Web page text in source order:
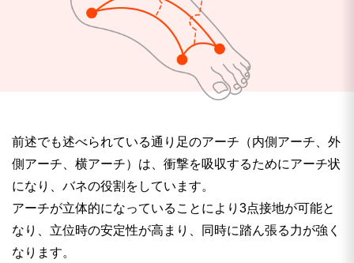
前述でも述べられている通り足のアーチ（内側アーチ、外
側アーチ、横アーチ）は、衝撃を吸収するためにアーチ状
になり、バネの役割をしています。
アーチが立体的になっていることにより3点接地が可能と
なり、立位時の安定性が高まり、同時に踏ん張る力が強く
なります。